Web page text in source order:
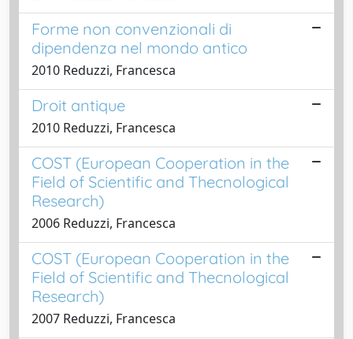
Forme non convenzionali di
dipendenza nel mondo antico
2010 Reduzzi, Francesca
Droit antique
2010 Reduzzi, Francesca
COST (European Cooperation in the
Field of Scientific and Thecnological
Research)
2006 Reduzzi, Francesca
COST (European Cooperation in the
Field of Scientific and Thecnological
Research)
2007 Reduzzi, Francesca